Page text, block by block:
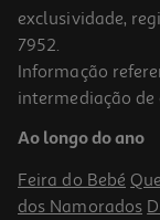
Queijo Branco Belas
10.6 €/Kg
1,59 €
exclusividade,
7952.
Informação
intermediação de
Ao longo do ano
Feira do Bebé
dos Namorados